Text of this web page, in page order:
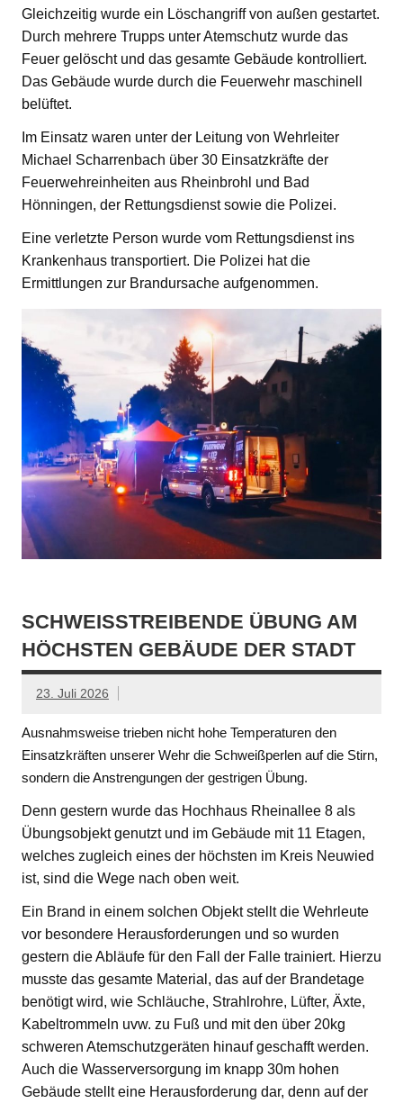
Gleichzeitig wurde ein Löschangriff von außen gestartet.
Durch mehrere Trupps unter Atemschutz wurde das
Feuer gelöscht und das gesamte Gebäude kontrolliert.
Das Gebäude wurde durch die Feuerwehr maschinell
belüftet.
Im Einsatz waren unter der Leitung von Wehrleiter
Michael Scharrenbach über 30 Einsatzkräfte der
Feuerwehreinheiten aus Rheinbrohl und Bad
Hönningen, der Rettungsdienst sowie die Polizei.
Eine verletzte Person wurde vom Rettungsdienst ins
Krankenhaus transportiert. Die Polizei hat die
Ermittlungen zur Brandursache aufgenommen.
SCHWEISSTREIBENDE ÜBUNG AM H
ÖCHSTEN GEBÄUDE DER STADT
23. Juli 2026
Ausnahmsweise trieben nicht hohe Temperaturen den
Einsatzkräften unserer Wehr die Schweißperlen auf die Stirn,
sondern die Anstrengungen der gestrigen Übung.
Denn gestern wurde das Hochhaus Rheinallee 8 als
Übungsobjekt genutzt und im Gebäude mit 11 Etagen,
welches zugleich eines der höchsten im Kreis Neuwied
ist, sind die Wege nach oben weit.
Ein Brand in einem solchen Objekt stellt die Wehrleute
vor besondere Herausforderungen und so wurden
gestern die Abläufe für den Fall der Falle trainiert. Hierzu
musste das gesamte Material, das auf der Brandetage
benötigt wird, wie Schläuche, Strahlrohre, Lüfter, Äxte,
Kabeltrommeln uvw. zu Fuß und mit den über 20kg
schweren Atemschutzgeräten hinauf geschafft werden.
Auch die Wasserversorgung im knapp 30m hohen
Gebäude stellt eine Herausforderung dar, denn auf der